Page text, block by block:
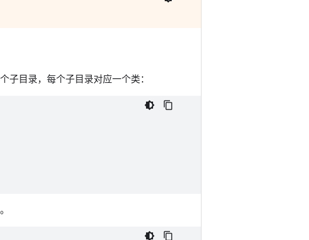
子目录，每个子目录对应一个类：